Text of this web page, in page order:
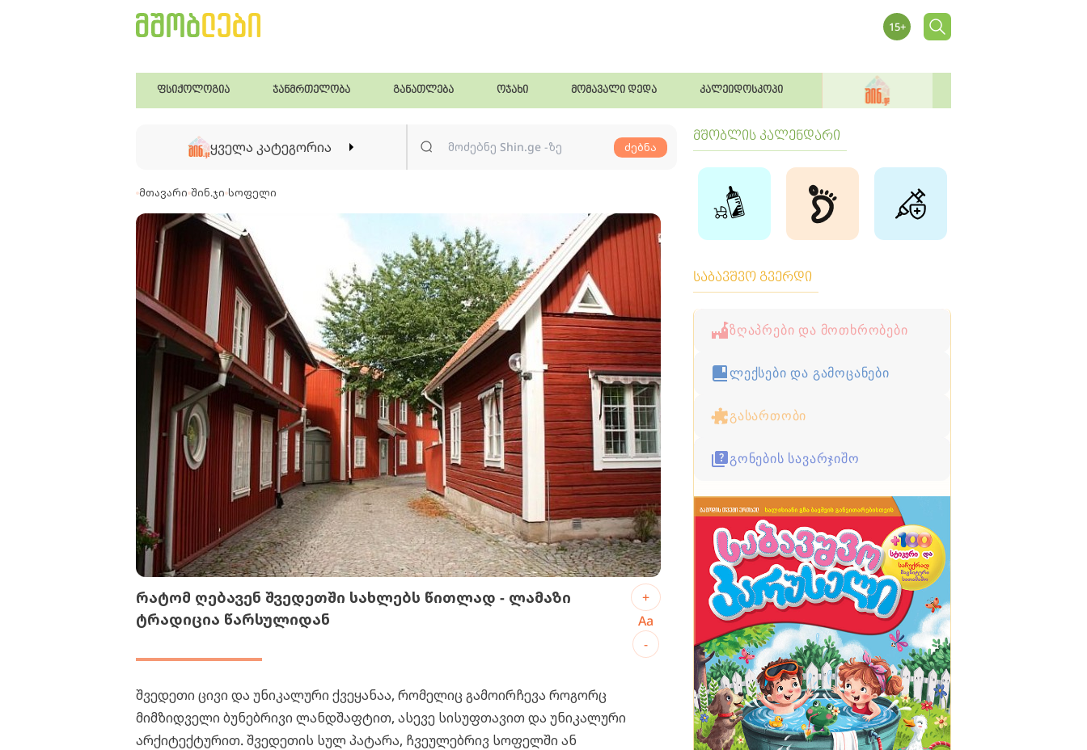
ფსიქოლოგია ჯანმრთელობა განათლება ოჯახი მომავალი დედა კალეიდოსკოპი
ყველა კატეგორია ძებნა
მთავარი შინ.ჯი სოფელი
რატომ ღებავენ შვედეთში სახლებს წითლად - ლამაზი
ტრადიცია წარსულიდან
+
Aa
-
შვედეთი ცივი და უნიკალური ქვეყანაა, რომელიც გამოირჩევა როგორც
მიმზიდველი ბუნებრივი ლანდშაფტით, ასევე სისუფთავით და უნიკალური
არქიტექტურით. შვედეთის სულ პატარა, ჩვეულებრივ სოფელში ან
მშობლის კალენდარი
საბავშვო გვერდი
ზღაპრები და მოთხრობები
ლექსები და გამოცანები
გასართობი
გონების სავარჯიშო